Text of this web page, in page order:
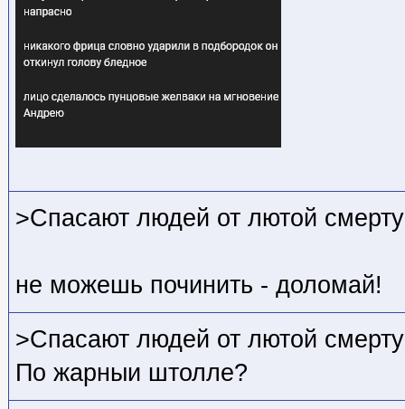
>Спасают людей от лютой
не можешь починить - доломай!
>Спасают людей от лютой
По жарныи штолле?